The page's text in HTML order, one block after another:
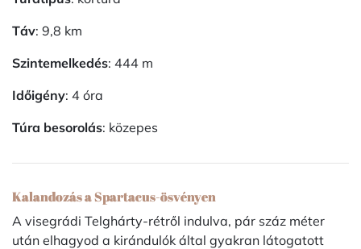
Táv: 9,8 km
Szintemelkedés: 444 m
Időigény: 4 óra
Túra besorolás: közepes
Kalandozás a Spartacus-ösvényen
A visegrádi Telghárty-rétről indulva, pár száz méter
után elhagyod a kirándulók által gyakran látogatott